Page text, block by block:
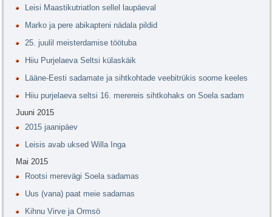
Leisi Maastikutriatlon sellel laupäeval
Marko ja pere abikapteni nädala pildid
25. juulil meisterdamise töötuba
Hiiu Purjelaeva Seltsi külaskäik
Lääne-Eesti sadamate ja sihtkohtade veebitrükis soome keeles
Hiiu purjelaeva seltsi 16. merereis sihtkohaks on Soela sadam
Juuni 2015
2015 jaanipäev
Leisis avab uksed Willa Inga
Mai 2015
Rootsi merevägi Soela sadamas
Uus (vana) paat meie sadamas
Kihnu Virve ja Ormsö